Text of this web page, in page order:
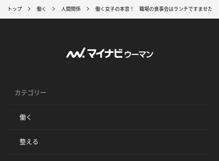
トップ 働く 人間関係 働く女子の本音！ 職場の食事会はランチですませた
カテゴリー
働く
整える